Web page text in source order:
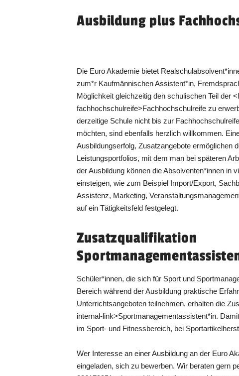
Ausbildung plus
Die Euro Akademie bietet
zum*r Kaufmännischen Assistent*in,
Möglichkeit gleichzeitig den schulischen Teil der
fachhochschulreife>Fachhochschulreife zu
derzeitige Schule nicht bis zur
möchten, sind ebenfalls herzlich willkommen.
Ausbildungserfolg, Zusatzangebote ermöglichen
Leistungsportfolios, mit dem man bei späteren
der Ausbildung können die Absolventen*innen in
einsteigen, wie zum Beispiel Import/Export,
Assistenz, Marketing,
auf ein Tätigkeitsfeld festgelegt.
Zusatzqualifikation
Schüler*innen, die sich für Sport und
Bereich während der Ausbildung praktische
Unterrichtsangeboten teilnehmen, erhalten die
internal-link>Sportmanagementassistent*in.
im Sport- und Fitnessbereich, bei
Wer Interesse an einer Ausbildung an der Euro
eingeladen, sich zu bewerben. Wir beraten gern